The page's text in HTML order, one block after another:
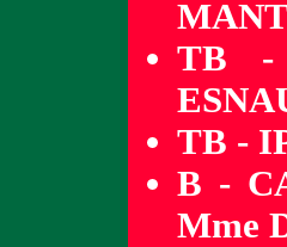
TB -
TB -
B -
Mme